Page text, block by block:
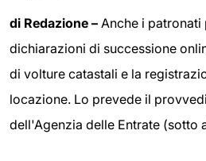
di Redazione – Anche i
dichiarazioni di successione
di volture catastali e la
locazione. Lo prevede il
dell'Agenzia delle Entrate (sotto